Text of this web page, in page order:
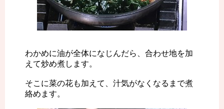
わかめに油が全体になじんだら、合わせ地を加
えて炒め煮します。
そこに菜の花も加えて、汁気がなくなるまで煮
絡めます。